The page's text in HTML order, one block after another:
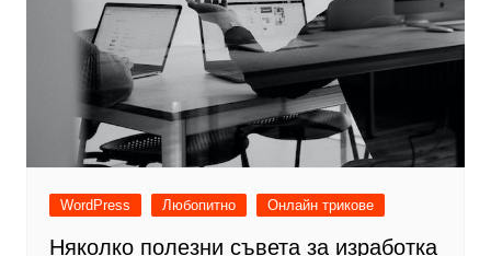
WordPress Любопитно Онлайн трикове
Няколко полезни съвета за изработка